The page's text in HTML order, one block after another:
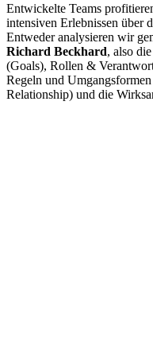
Entwickelte Teams
intensiven Erlebnissen über
Entweder analysieren wir
Richard Beckhard, also
(Goals), Rollen &
Regeln und
Relationship) und die